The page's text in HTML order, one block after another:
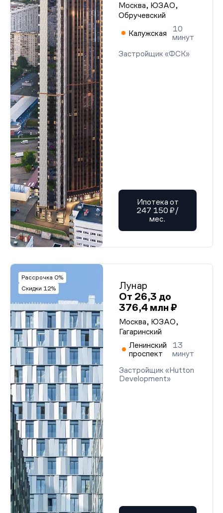
Москва, ЮЗАО,
Обручевский
Калужская
10
минут
Застройщик «ФСК»
Ипотека от
247 150 ₽/
мес.
Рассрочка 0%
Скидки 12%
Лунар
От 26,3 до
376,4 млн ₽
Москва, ЮЗАО,
Гагаринский
Ленинский
проспект
13
минут
Застройщик «Hutton
Development»